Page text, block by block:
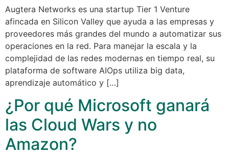
Augtera Networks es una startup Tier 1 Venture
afincada en Silicon Valley que ayuda a las empresas y
proveedores más grandes del mundo a automatizar sus
operaciones en la red. Para manejar la escala y la
complejidad de las redes modernas en tiempo real, su
plataforma de software AIOps utiliza big data,
aprendizaje automático y […]
¿Por qué Microsoft ganará
las Cloud Wars y no
Amazon?